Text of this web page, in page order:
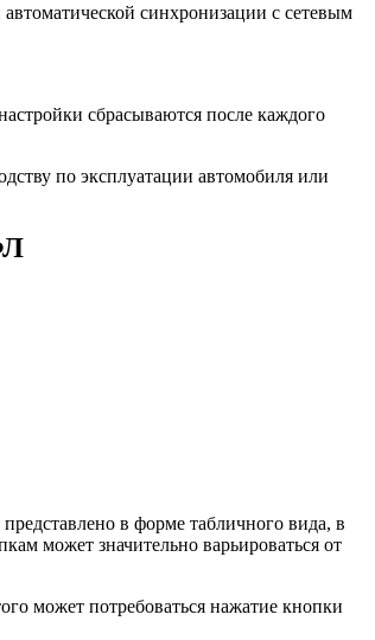
синхронизации с сетевым
сбрасываются после каждого
по эксплуатации автомобиля или
в форме табличного вида, в
может значительно варьироваться от
может потребоваться нажатие кнопки